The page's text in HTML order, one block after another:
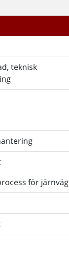
teknisk
för järnväg